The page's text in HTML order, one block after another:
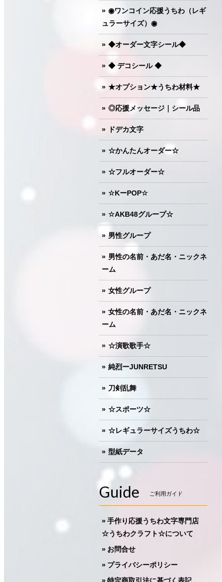
◉ワンコイン応援うちわ（レギ
ュラーサイズ）◉
◆オーダー文字シール◆
◆ デコシール ◆
★オプション★うちわ材料★
◎応援メッセージ｜シール品
ドデカ文字
☆かんたんオーダー☆
☆フルオーダー☆
☆KーPOP☆
☆AKB48グループ☆
男性グループ
男性の名前・あだ名・ニックネ
ーム
女性グループ
女性の名前・あだ名・ニックネ
ーム
☆演歌歌手☆
純烈ーJUNRETSU
刀剣乱舞
☆スポーツ☆
☆レギュラーサイズうちわ☆
型紙データ
Guide ご利用ガイド
手作り応援うちわ文字専門店
☆うちわクラフト☆について
お問合せ
プライバシーポリシー